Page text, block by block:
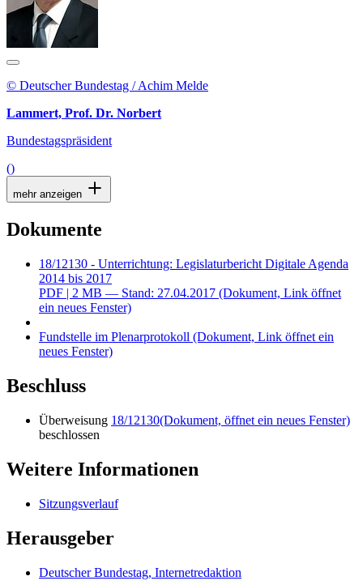
© Deutscher Bundestag / Achim Melde
Lammert, Prof. Dr. Norbert
Bundestagspräsident
()
mehr anzeigen
Dokumente
18/12130 - Unterrichtung: Legislaturbericht Digitale Agenda
2014 bis 2017
PDF | 2 MB — Stand: 27.04.2017 (Dokument, Link öffnet
ein neues Fenster)
Fundstelle im Plenarprotokoll (Dokument, Link öffnet ein
neues Fenster)
Beschluss
Überweisung 18/12130(Dokument, öffnet ein neues Fenster)
beschlossen
Weitere Informationen
Sitzungsverlauf
Herausgeber
Deutscher Bundestag, Internetredaktion